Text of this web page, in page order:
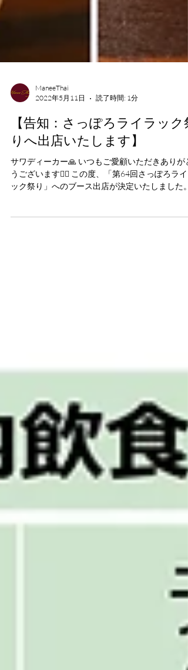
2022年5月11日
読了時間: 1分
【告知：さっぽろライラック祭
りへ出店いたします】
サワディーカー🙏 いつもご愛顧いただきありがと
うございます🙇‍♂️ この度、「第64回さっぽろライ
大通り公園6丁目のメイン会場にて、5月18日